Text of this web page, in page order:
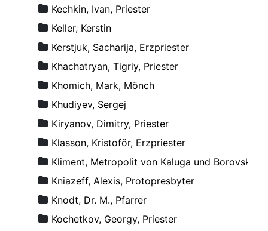
Kechkin, Ivan, Priester
Keller, Kerstin
Kerstjuk, Sacharija, Erzpriester
Khachatryan, Tigriy, Priester
Khomich, Mark, Mönch
Khudiyev, Sergej
Kiryanov, Dimitry, Priester
Klasson, Kristoför, Erzpriester
Kliment, Metropolit von Kaluga und Borovsk
Kniazeff, Alexis, Protopresbyter
Knodt, Dr. M., Pfarrer
Kochetkov, Georgy, Priester